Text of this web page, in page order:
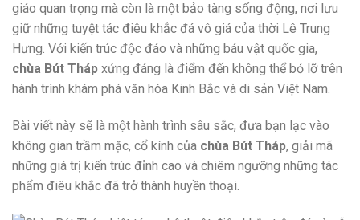
giáo quan trọng mà còn là một bảo tàng sống động, nơi lưu
giữ những tuyệt tác điêu khắc đá vô giá của thời Lê Trung
Hưng. Với kiến trúc độc đáo và những báu vật quốc gia,
chùa Bút Tháp xứng đáng là điểm đến không thể bỏ lỡ trên
hành trình khám phá văn hóa Kinh Bắc và di sản Việt Nam.
Bài viết này sẽ là một hành trình sâu sắc, đưa bạn lạc vào
không gian trầm mặc, cổ kính của chùa Bút Tháp, giải mã
những giá trị kiến trúc đỉnh cao và chiêm ngưỡng những tác
phẩm điêu khắc đã trở thành huyền thoại.